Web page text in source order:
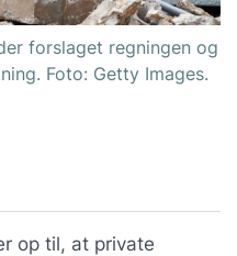
forslaget regningen og
Foto: Getty Images.
op til, at private